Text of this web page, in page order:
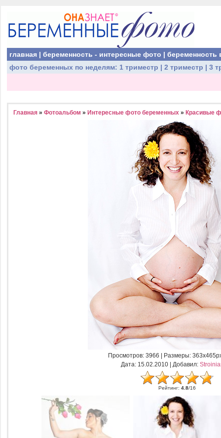
главная | беременность - интересные фото | беременность
фото беременных по неделям: 1 триместр | 2 триместр | 3
Главная » Фотоальбом » Интересные фото беременных » Красивые
Просмотров: 3966 | Размеры:
Дата: 15.02.2010 | Добавил:
Рейтинг: 4.8/16